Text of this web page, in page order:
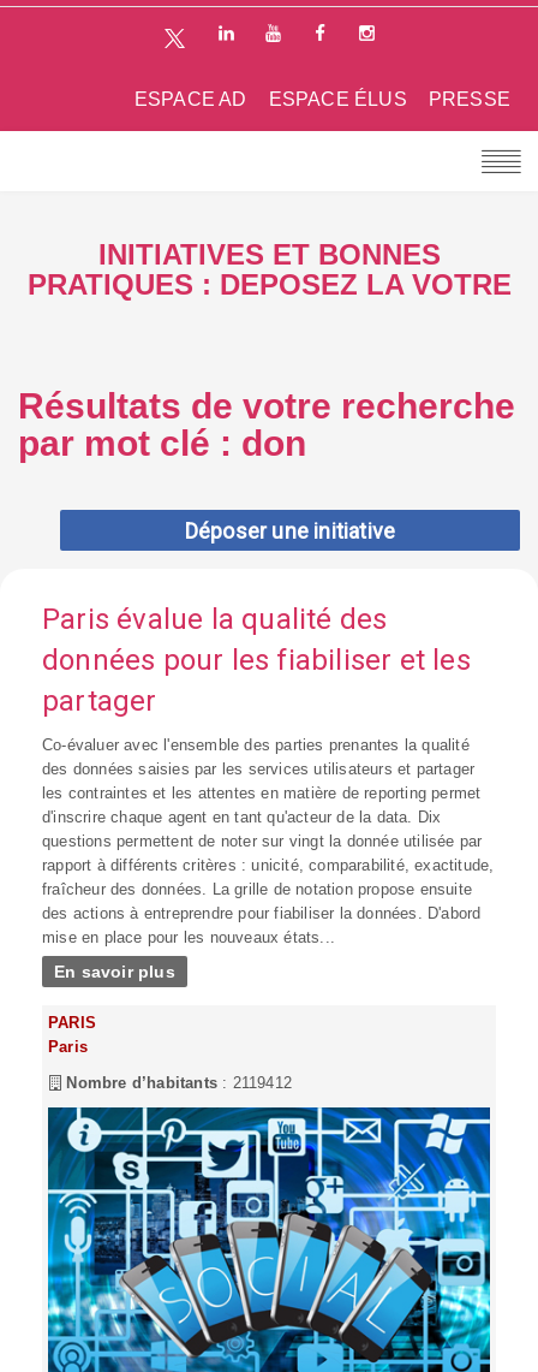
PRESSE
ESPACE ÉLUS
ESPACE AD
INITIATIVES ET BONNES
PRATIQUES : DEPOSEZ LA VOTRE
Résultats de votre recherche
par mot clé : don
Déposer une initiative
Paris évalue la qualité des
données pour les fiabiliser et les
partager
Co-évaluer avec l'ensemble des parties prenantes la qualité
des données saisies par les services utilisateurs et partager
les contraintes et les attentes en matière de reporting permet
d'inscrire chaque agent en tant qu'acteur de la data. Dix
questions permettent de noter sur vingt la donnée utilisée par
rapport à différents critères : unicité, comparabilité, exactitude,
fraîcheur des données. La grille de notation propose ensuite
des actions à entreprendre pour fiabiliser la données. D'abord
mise en place pour les nouveaux états...
En savoir plus
PARIS
Paris
Nombre d’habitants : 2119412